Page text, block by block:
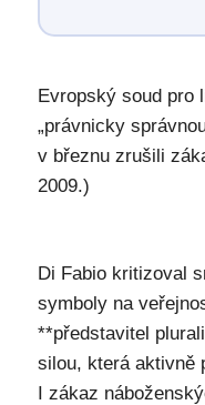
Evropský soud pro
„právnicky
v březnu zrušili
2009.)
Di Fabio kritizoval
symboly na
**představitel
silou, která aktivně
I zákaz